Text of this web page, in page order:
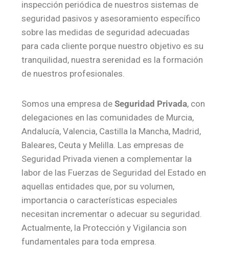
inspección periódica de nuestros sistemas de
seguridad pasivos y asesoramiento específico
sobre las medidas de seguridad adecuadas
para cada cliente porque nuestro objetivo es su
tranquilidad, nuestra serenidad es la formación
de nuestros profesionales.
Somos una empresa de Seguridad Privada, con
delegaciones en las comunidades de Murcia,
Andalucía, Valencia, Castilla la Mancha, Madrid,
Baleares, Ceuta y Melilla. Las empresas de
Seguridad Privada vienen a complementar la
labor de las Fuerzas de Seguridad del Estado en
aquellas entidades que, por su volumen,
importancia o características especiales
necesitan incrementar o adecuar su seguridad.
Actualmente, la Protección y Vigilancia son
fundamentales para toda empresa.